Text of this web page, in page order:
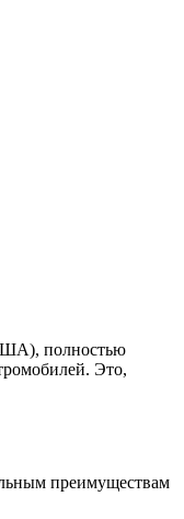
полностью
Это,
преимуществам